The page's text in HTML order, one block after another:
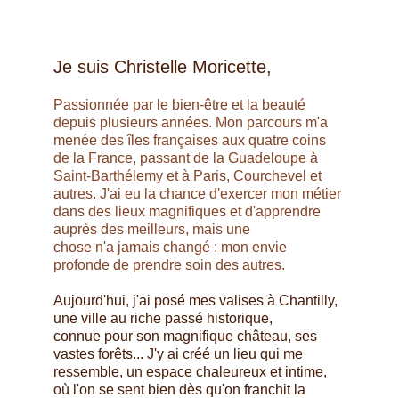
Je suis Christelle Moricette,
Passionnée par le bien-être et la beauté
depuis plusieurs années. Mon parcours m'a
menée des îles françaises aux quatre coins
de la France, passant de la Guadeloupe à
Saint-Barthélemy et à Paris, Courchevel et
autres. J'ai eu la chance d'exercer mon métier
dans des lieux magnifiques et d'apprendre
auprès des meilleurs, mais une
chose n'a jamais changé : mon envie
profonde de prendre soin des autres.
Aujourd'hui, j'ai posé mes valises à Chantilly,
une ville au riche passé historique,
connue pour son magnifique château, ses
vastes forêts... J'y ai créé un lieu qui me
ressemble, un espace chaleureux et intime,
où l'on se sent bien dès qu'on franchit la